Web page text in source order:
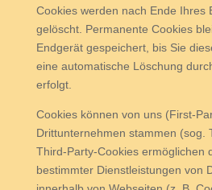
Cookies werden nach Ende Ihres
gelöscht. Permanente Cookies
Endgerät gespeichert, bis Sie
eine automatische Löschung
erfolgt.
Cookies können von uns (First-
Drittunternehmen stammen (sog.
Third-Party-Cookies ermöglichen
bestimmter Dienstleistungen von